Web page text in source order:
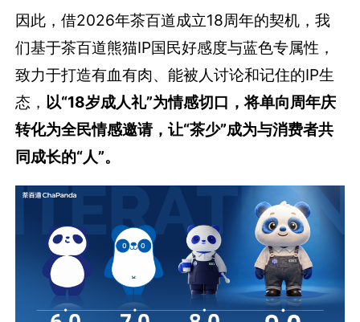
因此，借2026年茶百道成立18周年的契机，我
们基于茶百道熊猫IP国民好感度与蓝色专属性，
致力于打造有血有肉、能被人讨论和记住的IP生
态， 以“18岁成人礼”为情感切口，将单向周年庆
转化为全民情感邀请，让“茶少”成为与消费者共
同成长的“人”。